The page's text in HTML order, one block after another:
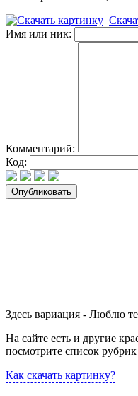
Имя или ник:
Комментарий:
Код:
Здесь вариация - Люблю
На сайте есть и другие
посмотрите список
Как скачать картинку?